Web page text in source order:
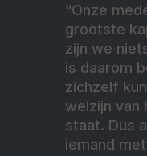
“Onze
grootste
zijn we
is daarom
zichzelf
welzijn van
staat. Dus
iemand